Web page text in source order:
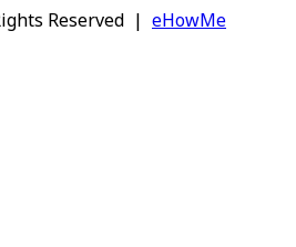
Reserved | eHowMe